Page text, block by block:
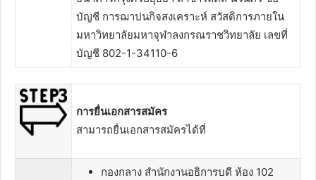
บัญชี การฌาปนกิจสงเคราะห์ สวัสดิการภายใน
มหาวิทยาลัยมหาจุฬาลงกรณราชวิทยาลัย เลขที่
บัญชี 802-1-34110-6
การยื่นเอกสารสมัคร
สามารถยื่นเอกสารสมัครได้ที่
กองกลาง สำนักงานอธิการบดี ห้อง 102